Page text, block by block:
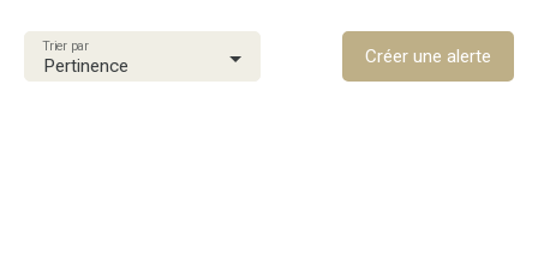
Schoelcher (97233)
Localisation
Pertinence
Trier par Créer une alerte